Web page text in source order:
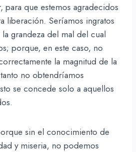
para que estemos agradecidos
liberación. Seríamos ingratos
grandeza del mal del cual
porque, en este caso, no
la magnitud de la
no obtendríamos
se concede solo a aquellos
sin el conocimiento de
y miseria, no podemos